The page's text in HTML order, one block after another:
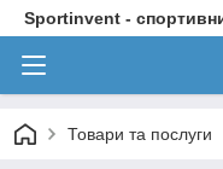
Sportinvent -
Товари та послуги